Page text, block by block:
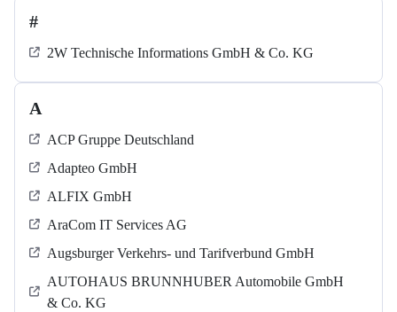
#
2W Technische Informations GmbH & Co. KG
A
ACP Gruppe Deutschland
Adapteo GmbH
ALFIX GmbH
AraCom IT Services AG
Augsburger Verkehrs- und Tarifverbund GmbH
AUTOHAUS BRUNNHUBER Automobile GmbH
& Co. KG